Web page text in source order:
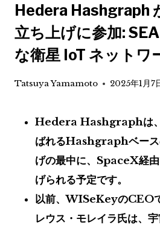
Hedera Hashgraph
立ち上げに参加:
な衛星 IoT ネットワ
Tatsuya Yamamoto 2025年1月7
Hedera Hashgraphは
ばれるHashgraphベース
げの最中に、SpaceX経
げられる予定です。
以前、WISeKeyのCEO
レウス・モレイラ氏は、